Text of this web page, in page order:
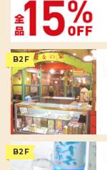
B2F
B2F